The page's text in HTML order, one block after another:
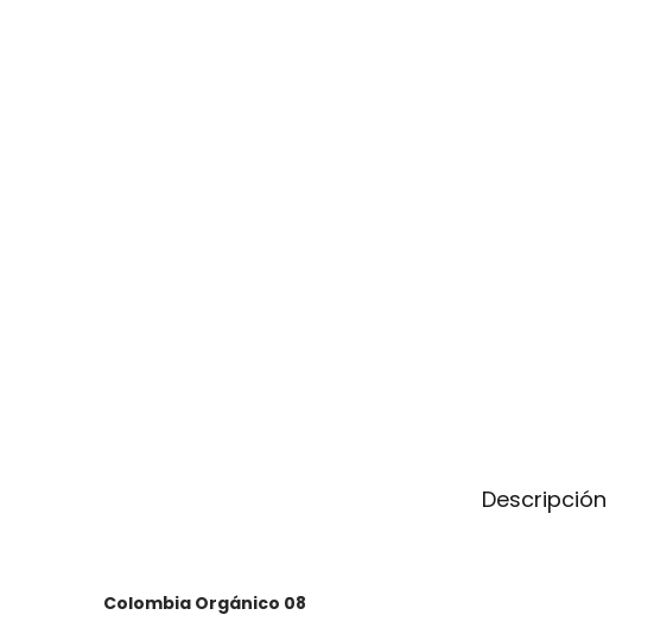
Descripción
Colombia Orgánico 08